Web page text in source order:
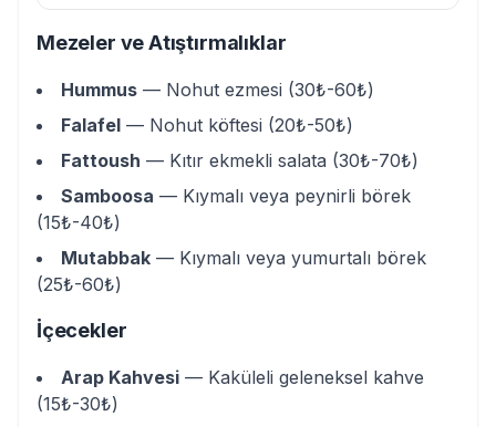
Mezeler ve Atıştırmalıklar
Hummus — Nohut ezmesi (30₺-60₺)
Falafel — Nohut köftesi (20₺-50₺)
Fattoush — Kıtır ekmekli salata (30₺-70₺)
Samboosa — Kıymalı veya peynirli börek
(15₺-40₺)
Mutabbak — Kıymalı veya yumurtalı börek
(25₺-60₺)
İçecekler
Arap Kahvesi — Kaküleli geleneksel kahve
(15₺-30₺)